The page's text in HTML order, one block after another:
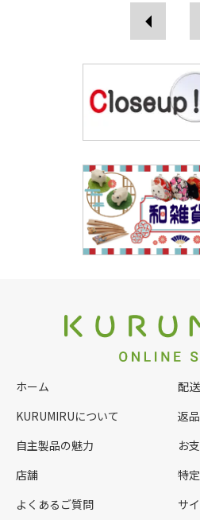
ホーム
KURUMIRUについて
自主製品の魅力
店舗
よくあるご質問
配
返
お
特
サ